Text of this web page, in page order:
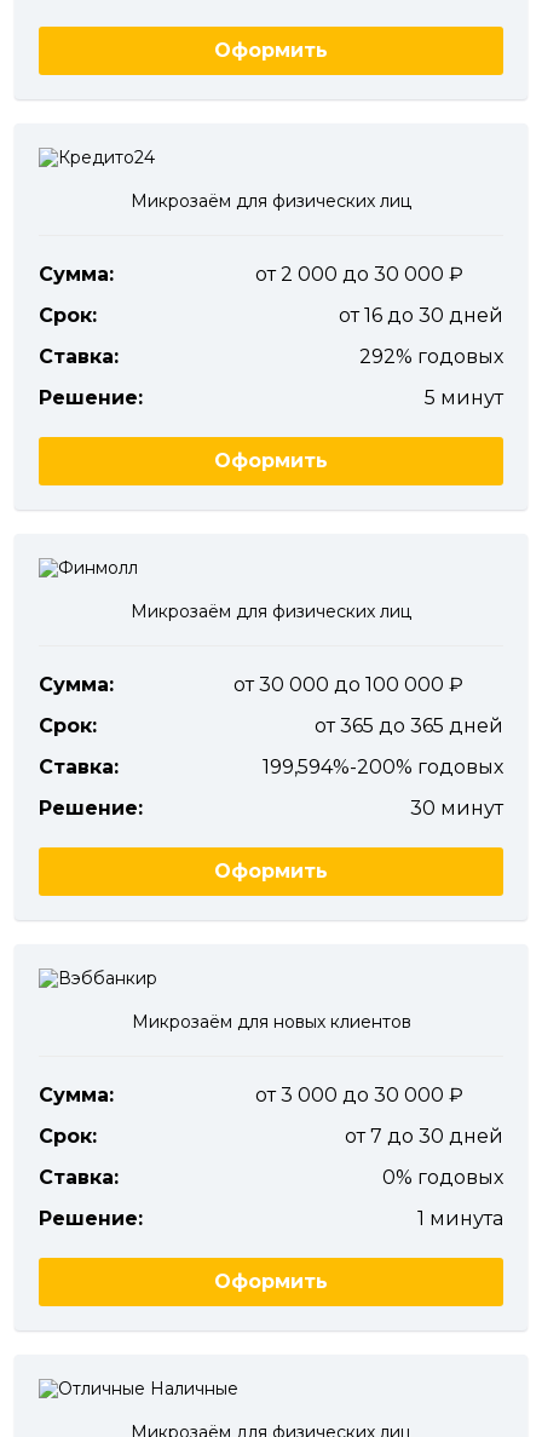
Оформить
Микрозаём для физических лиц
Сумма:
от 2 000 до 30 000
Срок:
от 16 до 30 дней
Ставка:
292% годовых
Решение:
5 минут
Оформить
Микрозаём для физических лиц
Сумма:
от 30 000 до 100 000
Срок:
от 365 до 365 дней
Ставка:
199,594%-200% годовых
Решение:
30 минут
Оформить
Микрозаём для новых клиентов
Сумма:
от 3 000 до 30 000
Срок:
от 7 до 30 дней
Ставка:
0% годовых
Решение:
1 минута
Оформить
Микрозаём для физических лиц